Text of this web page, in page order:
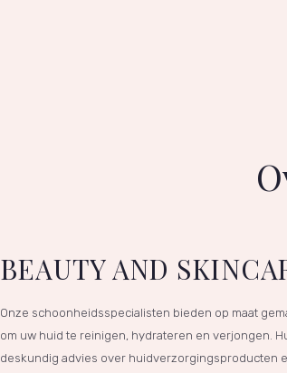
BEAUTY AND
Onze schoonheidsspecialisten bieden op maat
om uw huid te reinigen, hydrateren en verjongen.
deskundig advies over huidverzorgingsproducten